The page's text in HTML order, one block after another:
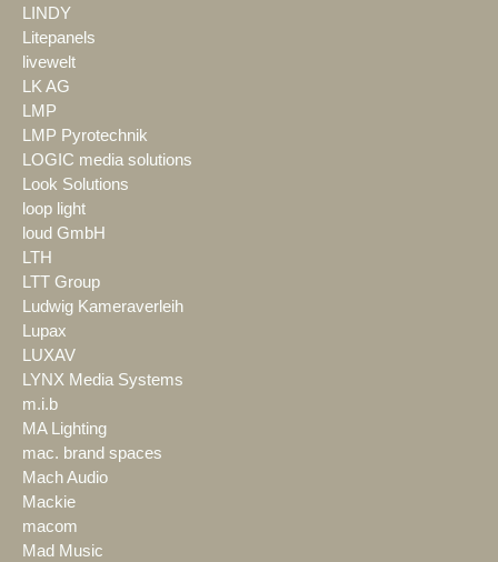
LINDY
Litepanels
livewelt
LK AG
LMP
LMP Pyrotechnik
LOGIC media solutions
Look Solutions
loop light
loud GmbH
LTH
LTT Group
Ludwig Kameraverleih
Lupax
LUXAV
LYNX Media Systems
m.i.b
MA Lighting
mac. brand spaces
Mach Audio
Mackie
macom
Mad Music